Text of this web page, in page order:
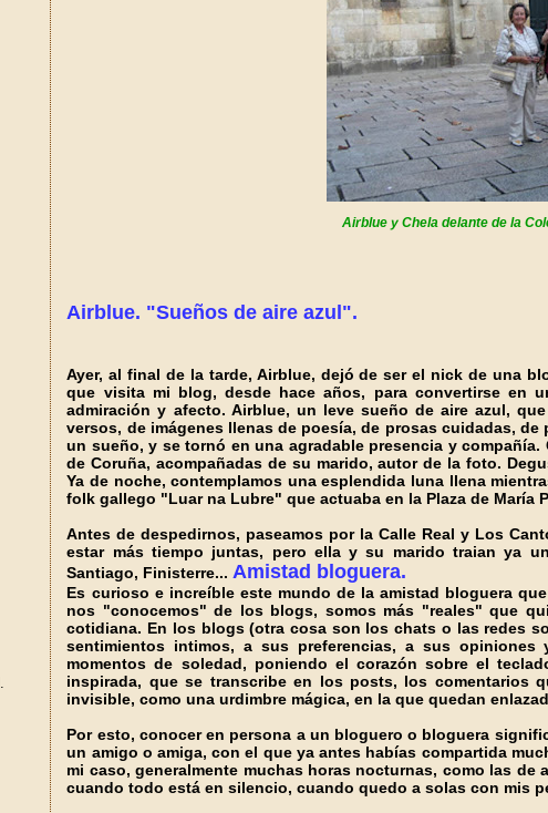
Airblue y Chela delante de la
Airblue. "Sueños de aire azul".
Ayer, al final de la tarde, Airblue, dejó de ser el nick de una
que visita mi blog, desde hace años, para convertirse en
admiración y afecto. Airblue, un leve sueño de aire azul,
versos, de imágenes llenas de poesía, de prosas cuidadas,
un sueño, y se tornó en una agradable presencia y
de Coruña, acompañadas de su marido, autor de la foto.
Ya de noche, contemplamos una esplendida luna llena
folk gallego "Luar na Lubre" que actuaba en la Plaza de María
Antes de despedirnos, paseamos por la Calle Real y Los
estar más tiempo juntas, pero ella y su marido traian ya
Santiago, Finisterre... Amistad bloguera.
Es curioso e increíble este mundo de la amistad bloguera
nos "conocemos" de los blogs, somos más "reales" que
cotidiana. En los blogs (otra cosa son los chats o las redes
sentimientos intimos, a sus preferencias, a sus
momentos de soledad, poniendo el corazón sobre el
inspirada, que se transcribe en los posts, los comentarios
invisible, como una urdimbre mágica, en la que quedan
Por esto, conocer en persona a un bloguero o bloguera
un amigo o amiga, con el que ya antes habías compartida
mi caso, generalmente muchas horas nocturnas, como las
cuando todo está en silencio, cuando quedo a solas con mis